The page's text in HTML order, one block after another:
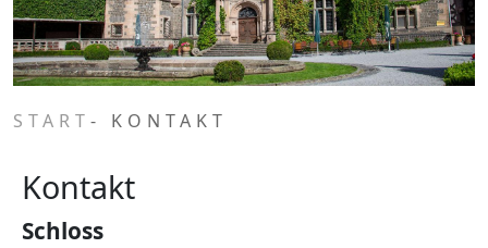
START - KONTAKT
Kontakt
Schloss